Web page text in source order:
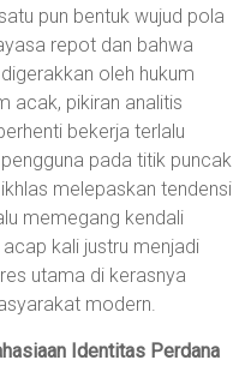
pun bentuk wujud pola
repot dan bahwa
oleh hukum
acak, pikiran analitis
bekerja terlalu
pada titik puncak
melepaskan tendensi
memegang kendali
kali justru menjadi
utama di kerasnya
modern.
Identitas Perdana